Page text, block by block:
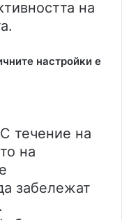
на
настройки е
С течение на
на
забележат